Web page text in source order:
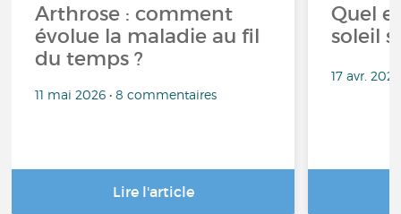
Arthrose : comment
évolue la maladie au fil
du temps ?
11 mai 2026 • 8 commentaires
Lire l'article
Quel
soleil
17 avr.